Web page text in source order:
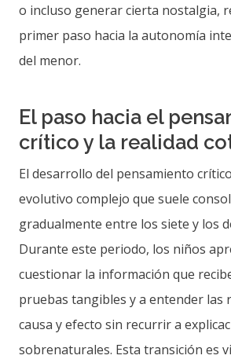
o incluso generar cierta nostalgia,
primer paso hacia la autonomía
del menor.
El paso hacia el
crítico y la realidad
El desarrollo del pensamiento
evolutivo complejo que suele
gradualmente entre los siete y los
Durante este periodo, los niños
cuestionar la información que
pruebas tangibles y a entender las
causa y efecto sin recurrir a
sobrenaturales. Esta transición es